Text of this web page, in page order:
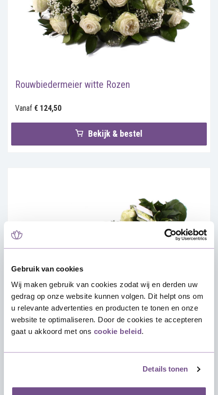
Gebruik van cookies
Wij maken gebruik van cookies zodat wij en derden uw
gedrag op onze website kunnen volgen. Dit helpt ons om
u relevante advertenties en producten te tonen en onze
website te optimaliseren. Door de cookies te accepteren
gaat u akkoord met ons cookie beleid.
Details tonen
Rouwbiedermeier witte Rozen
Vanaf € 124,50
Bekijk & bestel
Vanaf € 49,50